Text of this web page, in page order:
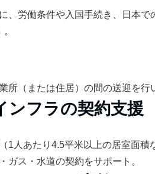
、労働条件や入国手続き、日本で
所（または住居）の間の送迎を行
ンフラの契約支援
1人あたり4.5平米以上の居室面積
ガス・水道の契約をサポート。